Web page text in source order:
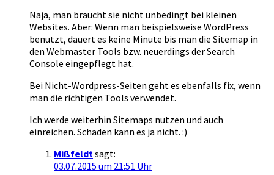
Naja, man braucht sie nicht unbedingt bei kleinen
Websites. Aber: Wenn man beispielsweise WordPress
benutzt, dauert es keine Minute bis man die Sitemap in
den Webmaster Tools bzw. neuerdings der Search
Console eingepflegt hat.
Bei Nicht-Wordpress-Seiten geht es ebenfalls fix, wenn
man die richtigen Tools verwendet.
Ich werde weiterhin Sitemaps nutzen und auch
einreichen. Schaden kann es ja nicht. :)
Mißfeldtsagt:
03.07.2015 um 21:51 Uhr